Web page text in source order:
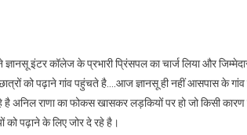
इंटर कॉलेज के प्रभारी प्रिंसपल का चार्ज लिया और
को पढ़ाने गांव पहुंचते है….आज ज्ञानसू ही नहीं आसपास के
है अनिल राणा का फोकस खासकर लड़कियों पर हो जो किसी
पढ़ाने के लिए जोर दे रहे है।